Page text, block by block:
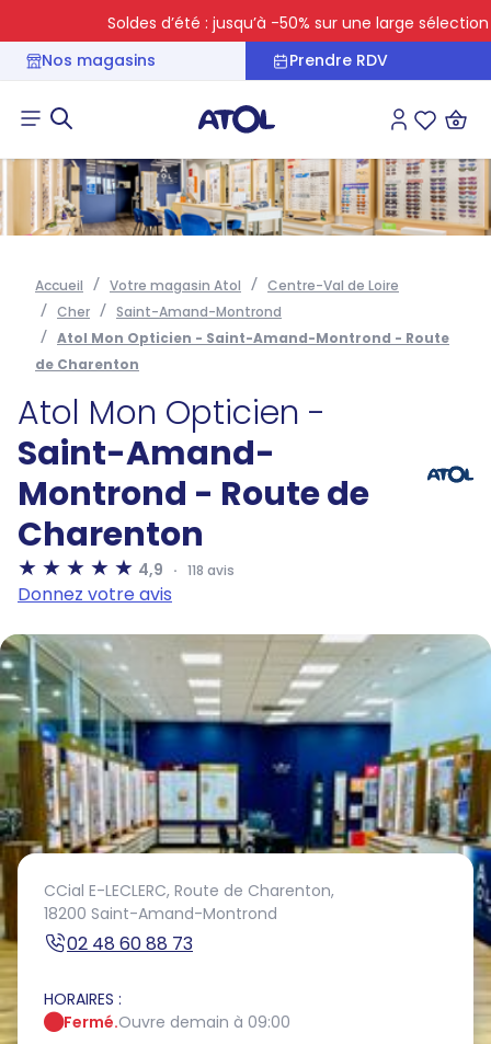
Soldes d’été : jusqu’à -50% sur une large sélection
Nos magasins
Prendre RDV
Connexion
Accueil Votre magasin Atol
Centre-Val de Loire
Cher
Saint-Amand-Montrond
Atol Mon Opticien - Saint-Amand-Montrond - Route
de Charenton
Atol Mon Opticien -
Saint-Amand-
Montrond - Route de
Charenton
4,9 118 avis
Donnez votre avis
CCial E-LECLERC, Route de Charenton,
18200 Saint-Amand-Montrond
02 48 60 88 73
HORAIRES :
Fermé.Ouvre demain à 09:00